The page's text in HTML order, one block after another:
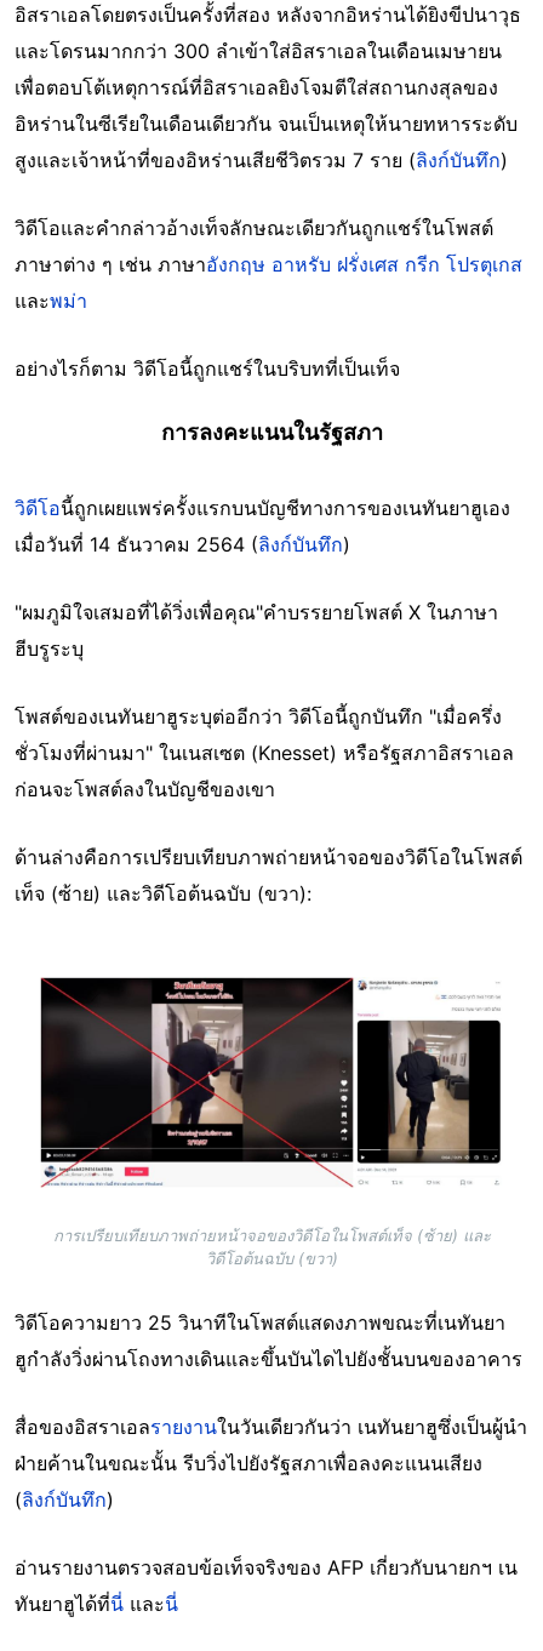
อิสราเอลโดยตรงเป็นครั้งที่สอง หลังจากอิหร่านได้ยิงขีปนาวุธ
และโดรนมากกว่า 300 ลำเข้าใส่อิสราเอลในเดือนเมษายน
เพื่อตอบโต้เหตุการณ์ที่อิสราเอลยิงโจมตีใส่สถานกงสุลของ
อิหร่านในซีเรียในเดือนเดียวกัน จนเป็นเหตุให้นายทหารระดับ
สูงและเจ้าหน้าที่ของอิหร่านเสียชีวิตรวม 7 ราย (ลิงก์บันทึก)
วิดีโอและคำกล่าวอ้างเท็จลักษณะเดียวกันถูกแชร์ในโพสต์
ภาษาต่าง ๆ เช่น ภาษาอังกฤษ อาหรับ ฝรั่งเศส กรีก โปรตุเกส
และพม่า
อย่างไรก็ตาม วิดีโอนี้ถูกแชร์ในบริบทที่เป็นเท็จ
การลงคะแนนในรัฐสภา
วิดีโอนี้ถูกเผยแพร่ครั้งแรกบนบัญชีทางการของเนทันยาฮูเอง
เมื่อวันที่ 14 ธันวาคม 2564 (ลิงก์บันทึก)
"ผมภูมิใจเสมอที่ได้วิ่งเพื่อคุณ"คำบรรยายโพสต์ X ในภาษา
ฮีบรูระบุ
โพสต์ของเนทันยาฮูระบุต่ออีกว่า วิดีโอนี้ถูกบันทึก "เมื่อครึ่ง
ชั่วโมงที่ผ่านมา" ในเนสเซต (Knesset) หรือรัฐสภาอิสราเอล
ก่อนจะโพสต์ลงในบัญชีของเขา
ด้านล่างคือการเปรียบเทียบภาพถ่ายหน้าจอของวิดีโอในโพสต์
เท็จ (ซ้าย) และวิดีโอต้นฉบับ (ขวา):
Image
การเปรียบเทียบภาพถ่ายหน้าจอของวิดีโอในโพสต์เท็จ (ซ้าย) และ
วิดีโอต้นฉบับ (ขวา)
วิดีโอความยาว 25 วินาทีในโพสต์แสดงภาพขณะที่เนทันยา
ฮูกำลังวิ่งผ่านโถงทางเดินและขึ้นบันไดไปยังชั้นบนของอาคาร
สื่อของอิสราเอลรายงานในวันเดียวกันว่า เนทันยาฮูซึ่งเป็นผู้นำ
ฝ่ายค้านในขณะนั้น รีบวิ่งไปยังรัฐสภาเพื่อลงคะแนนเสียง
(ลิงก์บันทึก)
อ่านรายงานตรวจสอบข้อเท็จจริงของ AFP เกี่ยวกับนายกฯ เน
ทันยาฮูได้ที่นี่ และนี่